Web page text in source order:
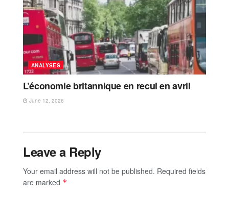
ANALYSES
L’économie britannique en recul en avril
June 12, 2026
Leave a Reply
Your email address will not be published. Required fields
are marked *